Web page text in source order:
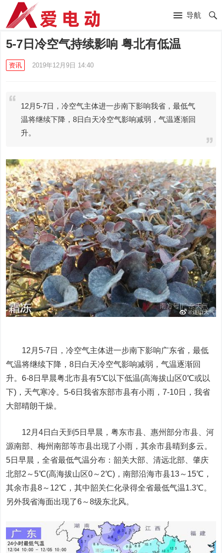
导航
5-7日冷空气持续影响 粤北有低温
资讯 2019年12月9日 14:40
12月5-7日，冷空气主体进一步南下影响我省，最低气
温将继续下降，8日白天冷空气影响减弱，气温逐渐回
升。
12月5-7日，冷空气主体进一步南下影响广东省，最低
气温将继续下降，8日白天冷空气影响减弱，气温逐渐回
升。6-8日早晨粤北市县有5℃以下低温(高海拔山区0℃或以
下)，天气寒冷。5-6日我省东部市县有小雨，7-10日，我省
大部晴朗干燥。
12月4日白天到5日早晨，粤东市县、惠州部分市县、河
源南部、梅州南部等市县出现了小雨，其余市县晴到多云。
5日早晨，全省最低气温分布：韶关大部、清远北部、肇庆
北部2～5℃(高海拔山区0～2℃)，南部沿海市县13～15℃，
其余市县8～12℃，其中韶关仁化录得全省最低气温1.3℃。
另外我省海面出现了6～8级东北风。